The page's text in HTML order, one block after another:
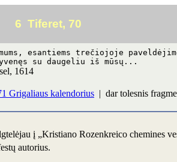
6 Tiferet, 70
esantiems trečiojoje
su daugeliu iš mūsų...
1614
Grigaliaus kalendorius | dar tolesnis
į „Kristiano Rozenkreico chemines
autorius.